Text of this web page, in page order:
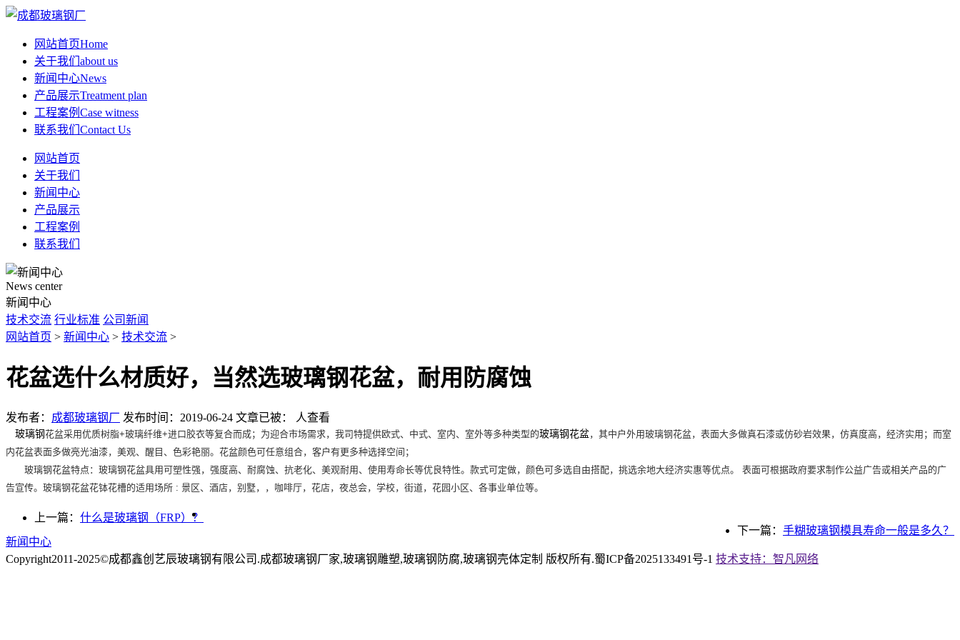
网站首页Home
关于我们 about us
新闻中心News
产品展示Treatment plan
工程案例 Case witness
联系我们 Contact Us
网站首页
关于我们
新闻中心
产品展示
工程案例
联系我们
News center
新闻中心
技术交流 行业标准 公司新闻
网站首页 > 新闻中心 > 技术交流 >
花盆选什么材质好，当然选玻璃钢花盆，耐用防腐蚀
发布者： 成都玻璃钢厂 发布时间：2019-06-24 文章已被： 人查看
玻璃钢花盆采用优质树脂+玻璃纤维+进口胶衣等复合而成；为迎合市场需求，我司特提供欧式、中式、室内、室外等多种类型的玻璃钢花盆，其中户外用玻璃钢花盆，表面大多做真石漆或仿砂岩效果，仿真度高，经济实用；而室
内花盆表面多做亮光油漆，美观、醒目、色彩艳丽。花盆颜色可任意组合，客户有更多种选择空间；
玻璃钢花盆特点：玻璃钢花盆具用可塑性强，强度高、耐腐蚀、抗老化、美观耐用、使用寿命长等优良特性。款式可定做，颜色可多选自由搭配，挑选余地大经济实惠等优点。 表面可根据政府要求制作公益广告或相关产品的广
告宣传。玻璃钢花盆花钵花槽的适用场所 : 景区、酒店，别墅，，咖啡厅，花店，夜总会，学校，街道，花园小区、各事业单位等。
上一篇： 什么是玻璃钢（FRP）？
下一篇： 手糊玻璃钢模具寿命一般是多久？
新闻中心
Copyright2011-2025©成都鑫创艺辰玻璃钢有限公司.成都玻璃钢厂家,玻璃钢雕塑,玻璃钢防腐,玻璃钢壳体定制 版权所有.蜀ICP备2025133491号-1 技术支持：智凡网络